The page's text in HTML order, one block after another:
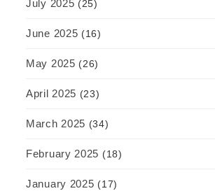
July 2025 (25)
June 2025 (16)
May 2025 (26)
April 2025 (23)
March 2025 (34)
February 2025 (18)
January 2025 (17)